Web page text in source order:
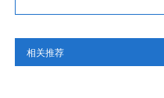
相关推荐